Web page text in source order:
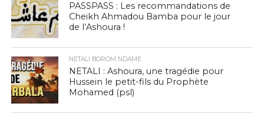
PASSPASS : Les recommandations de
Cheikh Ahmadou Bamba pour le jour
de l’Ashoura !
NETALI BOROM NDAME
NETALI : Ashoura, une tragédie pour
Hussein le petit-fils du Prophète
Mohamed (psl)